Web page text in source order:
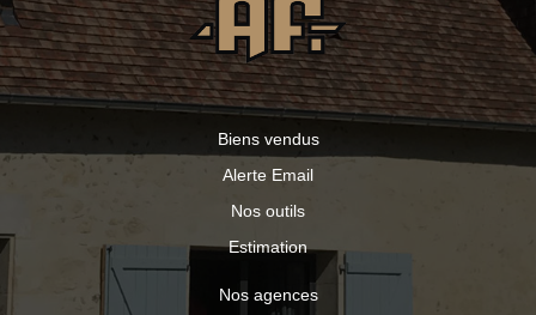
Biens vendus
Alerte Email
Nos outils
Estimation
Nos agences